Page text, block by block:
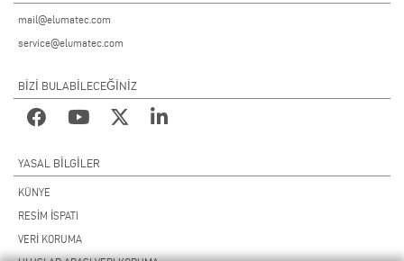
mail@elumatec.com
service@elumatec.com
BİZİ BULABİLECEĞİNİZ
YASAL BILGILER
KÜNYE
RESİM İSPATI
VERİ KORUMA